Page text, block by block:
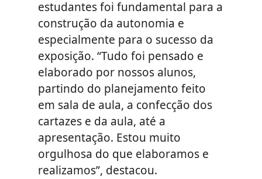
estudantes foi fundamental para a
construção da autonomia e
especialmente para o sucesso da
exposição. “Tudo foi pensado e
elaborado por nossos alunos,
partindo do planejamento feito
em sala de aula, a confecção dos
cartazes e da aula, até a
apresentação. Estou muito
orgulhosa do que elaboramos e
realizamos”, destacou.